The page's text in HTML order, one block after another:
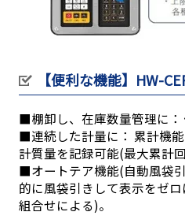
【便利な機能】HW-
■棚卸し、在庫数量管理に：
■連続した計量に： 累計機
計質量を記録可能(最大累計回
■オートテア機能(自動風袋
的に風袋引きして表示をゼ
組合せによる)。